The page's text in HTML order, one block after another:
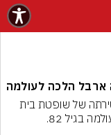
ארבל הלכה לעולמה
דוברות בית המשפט הודיע היום (רביעי) על פטירתה של שופטת בית